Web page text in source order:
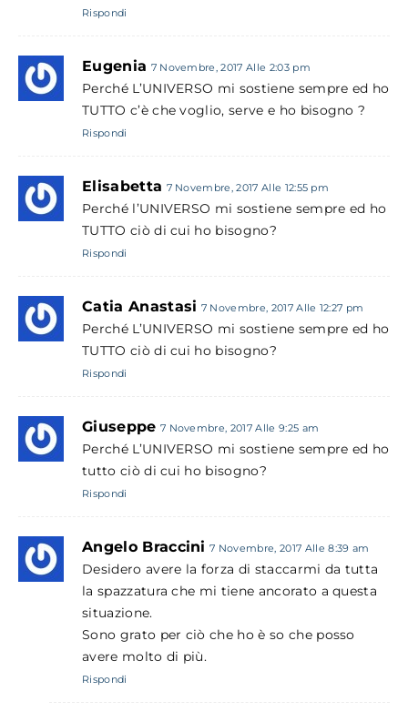
Rispondi
Eugenia 7 Novembre, 2017 Alle 2:03 pm
Perché L’UNIVERSO mi sostiene sempre ed ho
TUTTO c’è che voglio, serve e ho bisogno ?
Rispondi
Elisabetta 7 Novembre, 2017 Alle 12:55 pm
Perché l’UNIVERSO mi sostiene sempre ed ho
TUTTO ciò di cui ho bisogno?
Rispondi
Catia Anastasi 7 Novembre, 2017 Alle 12:27 pm
Perché L’UNIVERSO mi sostiene sempre ed ho
TUTTO ciò di cui ho bisogno?
Rispondi
Giuseppe 7 Novembre, 2017 Alle 9:25 am
Perché L’UNIVERSO mi sostiene sempre ed ho
tutto ciò di cui ho bisogno?
Rispondi
Angelo Braccini 7 Novembre, 2017 Alle 8:39 am
Desidero avere la forza di staccarmi da tutta
la spazzatura che mi tiene ancorato a questa
situazione.
Sono grato per ciò che ho è so che posso
avere molto di più.
Rispondi